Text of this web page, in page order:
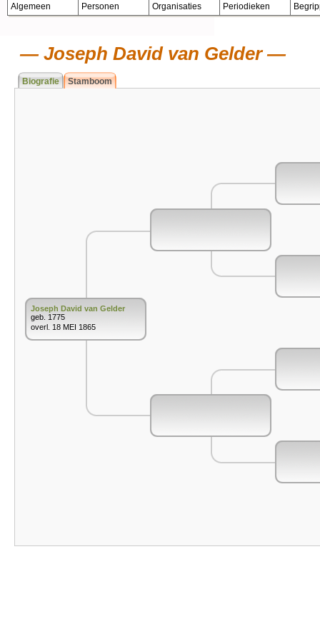
Algemeen Personen Organisaties Periodieken
Joseph David van Gelder
Biografie Stamboom
Joseph David van Gelder
geb. 1775
overl. 18 MEI 1865